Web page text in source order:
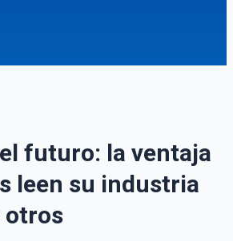
futuro: la ventaja
leen su industria
otros